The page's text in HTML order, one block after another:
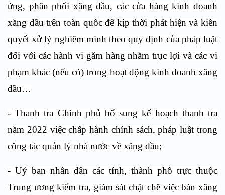
ứng, phân phối xăng dầu, các cửa hàng kinh doanh
xăng dầu trên toàn quốc để kịp thời phát hiện và kiên
quyết xử lý nghiêm minh theo quy định của pháp luật
đối với các hành vi găm hàng nhằm trục lợi và các vi
phạm khác (nếu có) trong hoạt động kinh doanh xăng
dầu…
- Thanh tra Chính phủ bổ sung kế hoạch thanh tra
năm 2022 việc chấp hành chính sách, pháp luật trong
công tác quản lý nhà nước về xăng dầu;
- Uỷ ban nhân dân các tỉnh, thành phố trực thuộc
Trung ương kiểm tra, giám sát chặt chẽ việc bán xăng